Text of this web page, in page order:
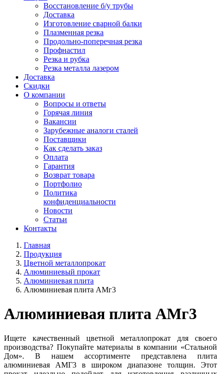
Восстановление б/у трубы
Доставка
Изготовление сварной балки
Плазменная резка
Продольно-поперечная резка
Профнастил
Резка и рубка
Резка металла лазером
Доставка
Скидки
О компании
Вопросы и ответы
Горячая линия
Вакансии
Зарубежные аналоги сталей
Поставщики
Как сделать заказ
Оплата
Гарантия
Возврат товара
Портфолио
Политика
конфиденциальности
Новости
Статьи
Контакты
Главная
Продукция
Цветной металлопрокат
Алюминиевый прокат
Алюминиевая плита
Алюминиевая плита АМг3
Алюминиевая плита АМг3
Ищете качественный цветной металлопрокат для своего
производства? Покупайте материалы в компании «Стальной
Дом». В нашем ассортименте представлена плита
алюминиевая АМГ3 в широком диапазоне толщин. Этот